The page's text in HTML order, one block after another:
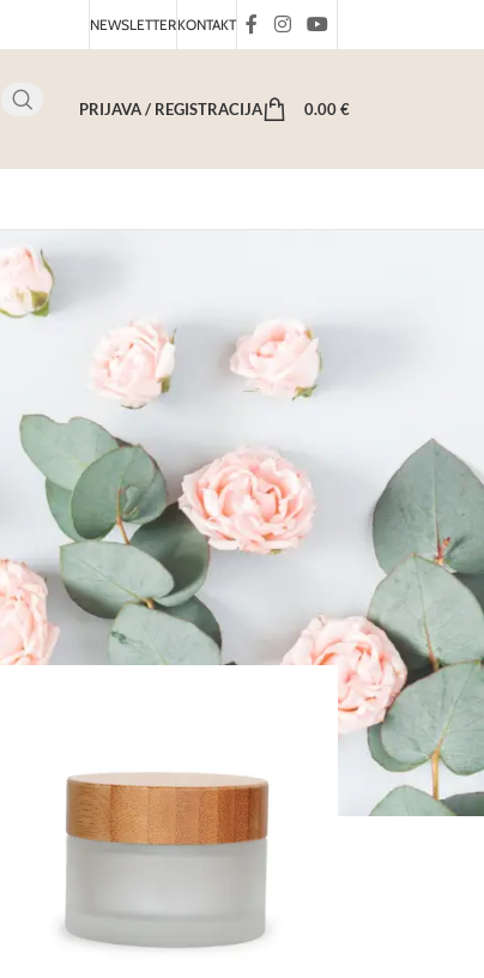
NEWSLETTERKONTAKT
PRIJAVA / REGISTRACIJA 0.00€
od kvalitetnog stakla, dostupnih u
korištenja.
i estetski privlačno pakiranje vaših